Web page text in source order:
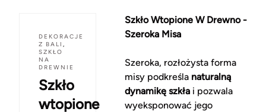
DEKORACJE
Z BALI ,
SZKŁO
NA
DREWNIE
Szkło
wtopione
Szkło Wtopione W Drewno -
Szeroka Misa
Szeroka, rozłożysta forma
misy podkreśla naturalną
dynamikę szkłai pozwala
wyeksponować jego